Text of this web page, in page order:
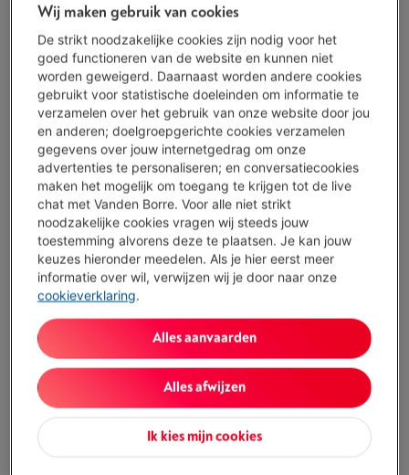
Representatief voorbeeld : KREDIETOPENING VAN ONBEPAALDE DUUR van
1.500,00 EUR aan een JAARLIJKS KOSTENPERCENTAGE van 14,5 % waarvan
0,02% maandelijkse kaartkosten van het geleende kapitaal (VARIABELE
debetrentevoet van 14,23%), en een debetrentevoet van 6,24%.
Beperkt beschikbaar-Bekijk voorraad
€ 469,90
Of 10 betalingen van € 48,35 -Meer info
Debetrentevoet 6,24%, Kredietkost € 13,60
Koop nu
Specificaties
Type: Powerline starterskit
Wij maken gebruik van cookies
De strikt noodzakelijke cookies zijn nodig voor het
goed functioneren van de website en kunnen niet
worden geweigerd. Daarnaast worden andere cookies
gebruikt voor statistische doeleinden om informatie te
verzamelen over het gebruik van onze website door jou
en anderen; doelgroepgerichte cookies verzamelen
gegevens over jouw internetgedrag om onze
advertenties te personaliseren; en conversatiecookies
maken het mogelijk om toegang te krijgen tot de live
chat met Vanden Borre. Voor alle niet strikt
noodzakelijke cookies vragen wij steeds jouw
toestemming alvorens deze te plaatsen. Je kan jouw
keuzes hieronder meedelen. Als je hier eerst meer
informatie over wil, verwijzen wij je door naar onze
cookieverklaring.
Ik kies mijn cookies
Alles afwijzen
Alles aanvaarden